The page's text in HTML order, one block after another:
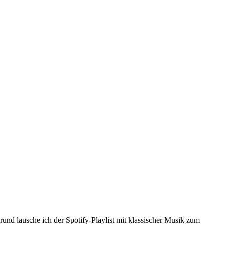
lausche ich der Spotify-Playlist mit klassischer Musik zum